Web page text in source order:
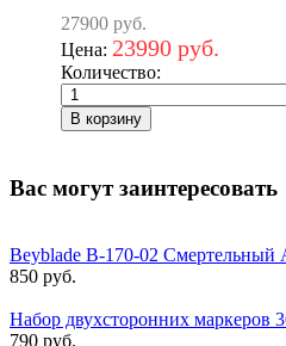
27900 руб.
Цена: 23990 руб.
Количество:
Вас могут заинтересовать
Beyblade B-170-02 Смертельный
850 руб.
Набор двухсторонних маркеров
790 руб.